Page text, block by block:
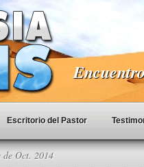
Escritorio del Pastor
Oct. 2014